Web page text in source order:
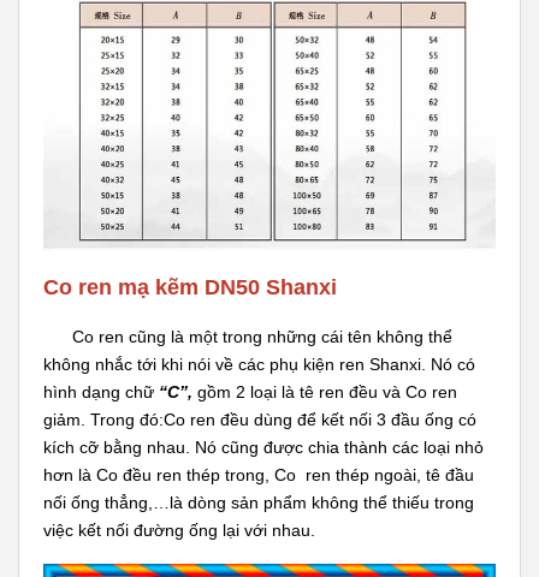
Co ren mạ kẽm DN50 Shanxi
Co ren cũng là một trong những cái tên không thể
không nhắc tới khi nói về các phụ kiện ren Shanxi. Nó có
hình dạng chữ “C”, gồm 2 loại là tê ren đều và Co ren
giảm. Trong đó:Co ren đều dùng để kết nối 3 đầu ống có
kích cỡ bằng nhau. Nó cũng được chia thành các loại nhỏ
hơn là Co đều ren thép trong, Co ren thép ngoài, tê đầu
nối ống thẳng,…là dòng sản phẩm không thể thiếu trong
việc kết nối đường ống lại với nhau.